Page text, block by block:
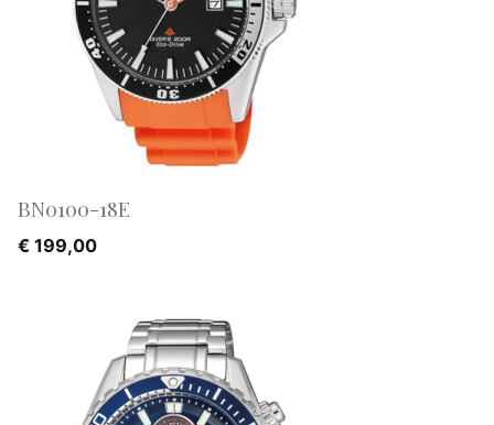
BN0100-18E
€ 199,00